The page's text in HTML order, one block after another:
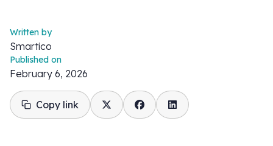
Written by
Smartico
Published on
February 6, 2026
Copy link